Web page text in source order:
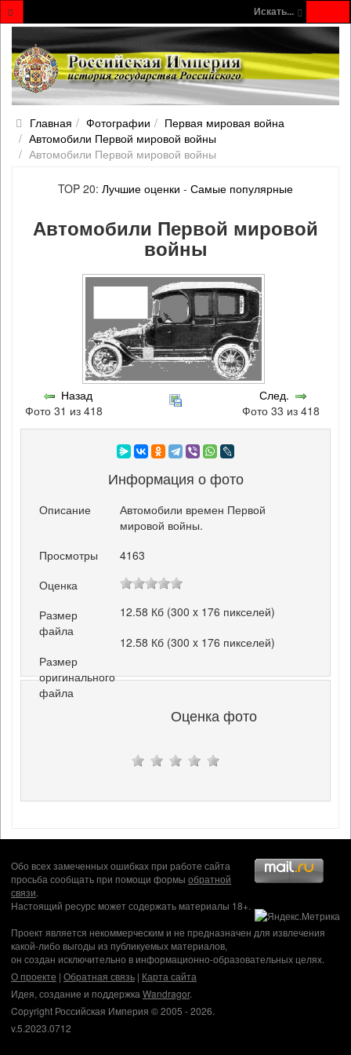
Искать...
Главная Фотографии
Первая мировая война
Автомобили Первой мировой войны
Автомобили Первой мировой войны
TOP 20: Лучшие оценки - Самые популярные
Автомобили Первой мировой
войны
Назад
Фото 31 из 418
След.
Фото 33 из 418
Информация о фото
Описание
Автомобили времен Первой
мировой войны.
Просмотры
4163
Оценка
Размер
файла
12.58 Кб (300 x 176 пикселей)
Размер
оригинального
файла
12.58 Кб (300 x 176 пикселей)
Оценка фото
Обо всех замеченных ошибках при работе сайта
просьба сообщать при помощи формы обратной
связи.
Настоящий ресурс может содержать материалы 18+.
Проект является некоммерческим и не предназначен для извлечения
какой-либо выгоды из публикуемых материалов,
он создан исключительно в информационно-образовательных целях.
О проекте | Обратная связь | Карта сайта
Идея, создание и поддержка Wandragor.
Copyright Российская Империя © 2005 - 2026.
v.5.2023.0712